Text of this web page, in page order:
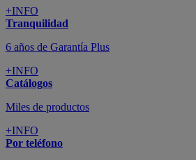
+INFO
Tranquilidad
6 años de Garantía Plus
+INFO
Catálogos
Miles de productos
+INFO
Por teléfono